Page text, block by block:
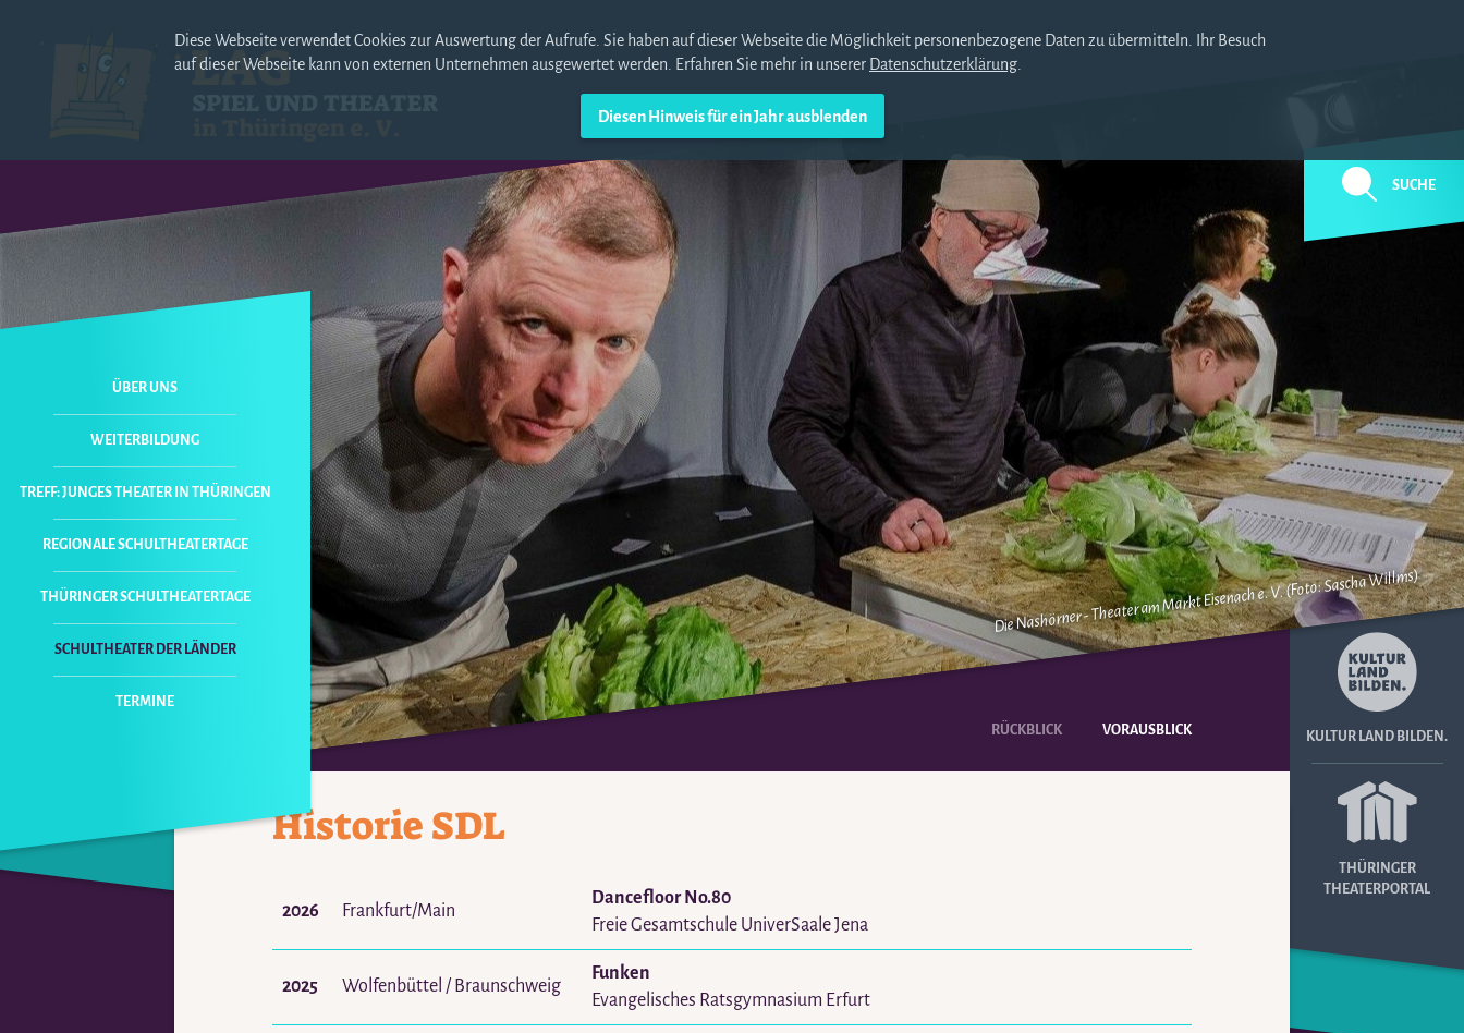
Diese Webseite verwendet Cookies zur Auswertung der Aufrufe. Sie haben auf dieser Webseite die Möglichkeit personenbezogene Daten zu übermitteln. Ihr Besuch
auf dieser Webseite kann von externen Unternehmen ausgewertet werden. Erfahren Sie mehr in unserer Datenschutzerklärung
ÜBERSPRINGEN
ÜBER UNS
WEITERBILDUNG
TREFF: JUNGES THEATER IN THÜRINGEN
REGIONALE SCHULTHEATERTAGE
THÜRINGER SCHULTHEATERTAGE
SCHULTHEATER DER LÄNDER
TERMINE
SUCHE
Die Nashörner - Theater am Markt Eisenach e. V. (Foto: Sascha Willms)
RÜCKBLICK VORAUSBLICK KULTUR LAND BILDEN.
THÜRINGER
THEATERPORTAL
Historie SDL
2026 Frankfurt/Main
Dancefloor No.80
Freie Gesamtschule UniverSaale Jena
2025 Wolfenbüttel / Braunschweig
Funken
Evangelisches Ratsgymnasium Erfurt